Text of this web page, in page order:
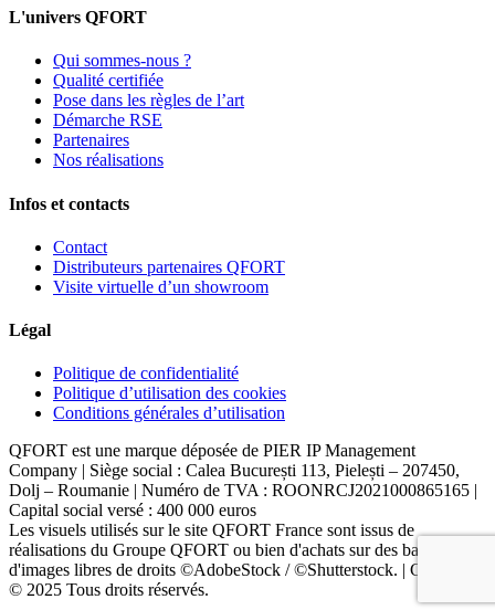
L'univers QFORT
Qui sommes-nous ?
Qualité certifiée
Pose dans les règles de l’art
Démarche RSE
Partenaires
Nos réalisations
Infos et contacts
Contact
Distributeurs partenaires QFORT
Visite virtuelle d’un showroom
Légal
Politique de confidentialité
Politique d’utilisation des cookies
Conditions générales d’utilisation
QFORT est une marque déposée de PIER IP Management
Company | Siège social : Calea București 113, Pielești – 207450,
Dolj – Roumanie | Numéro de TVA : ROONRCJ2021000865165 |
Capital social versé : 400 000 euros
Les visuels utilisés sur le site QFORT France sont issus de
réalisations du Groupe QFORT ou bien d'achats sur des banques
d'images libres de droits ©AdobeStock / ©Shutterstock. | Copyright
© 2025 Tous droits réservés.